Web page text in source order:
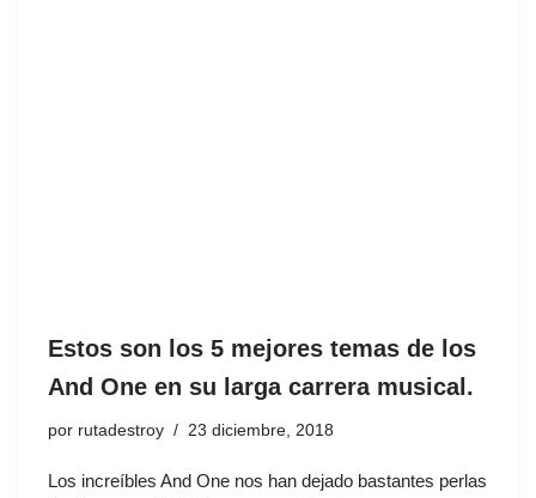
Estos son los 5 mejores temas de los
And One en su larga carrera musical.
por rutadestroy 23 diciembre, 2018
Los increíbles And One nos han dejado bastantes perlas